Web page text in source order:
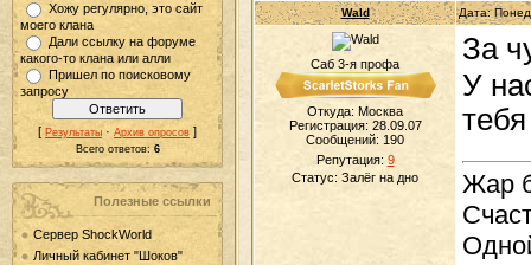
Хожу регулярно, это сайт
моего клана
Дали ссылку на форуме
какого-то клана или алли
Пришел по поисковому
запросу
[ Результаты · Архив опросов ]
Всего ответов: 6
Полезные ссылки
Сервер ShockWorld
Личный кабинет "Шоков"
Wald Дата:
Саб 3-я профа
Откуда: Москва
Регистрация: 28.09.07
Сообщений: 190
Репутация: 9
Статус: Залёг на дно
За
У
Жар